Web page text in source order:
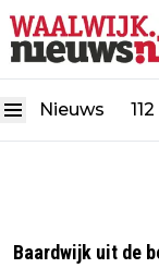
Nieuws 112
Baardwijk uit de